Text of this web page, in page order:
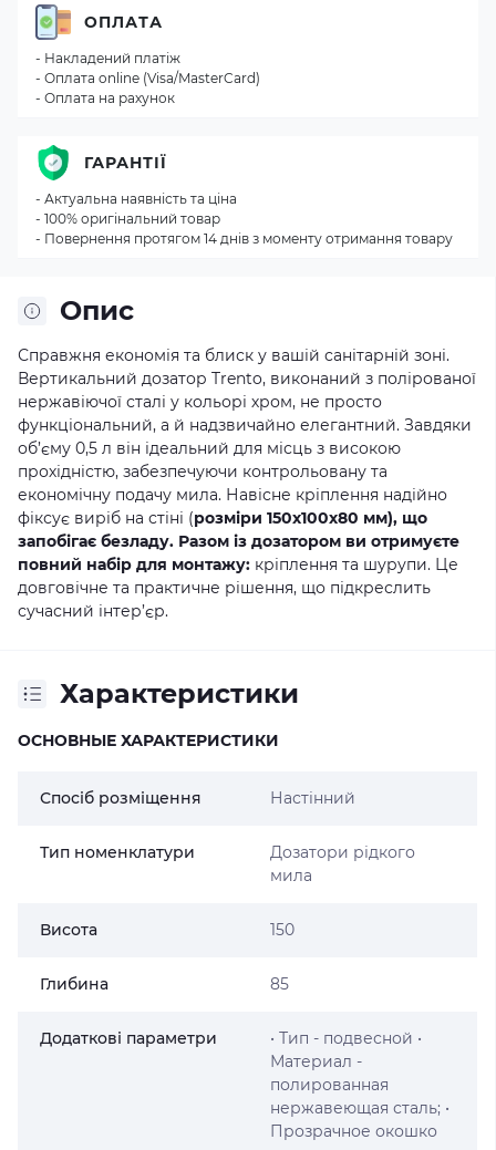
Опис
Справжня економія та блиск у вашій санітарній зоні.
Вертикальний дозатор Trento, виконаний з полірованої
нержавіючої сталі у кольорі хром, не просто
функціональний, а й надзвичайно елегантний. Завдяки
об’єму 0,5 л він ідеальний для місць з високою
прохідністю, забезпечуючи контрольовану та
економічну подачу мила. Навісне кріплення надійно
фіксує виріб на стіні (розміри 150х100х80 мм), що
запобігає безладу. Разом із дозатором ви отримуєте
повний набір для монтажу: кріплення та шурупи. Це
довговічне та практичне рішення, що підкреслить
сучасний інтер’єр.
Характеристики
ОСНОВНЫЕ ХАРАКТЕРИСТИКИ
Спосіб розміщення Настінний
Тип номенклатури
Дозатори рідкого
мила
Висота 150
Глибина 85
Додаткові параметри
• Тип - подвесной •
Материал -
полированная
нержавеющая сталь; •
Прозрачное окошко
ОПЛАТА
- Накладений платіж
- Оплата online (Visa/MasterCard)
- Оплата на рахунок
ГАРАНТІЇ
- Актуальна наявність та ціна
- 100% оригінальний товар
- Повернення протягом 14 днів з моменту отримання товару